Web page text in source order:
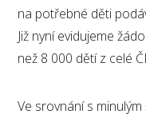
na potřebné děti
Již nyní evidujeme
než 8 000 dětí z celé
Ve srovnání s